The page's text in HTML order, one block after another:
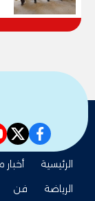
الرئيسية أخبار
الرياضة
فن